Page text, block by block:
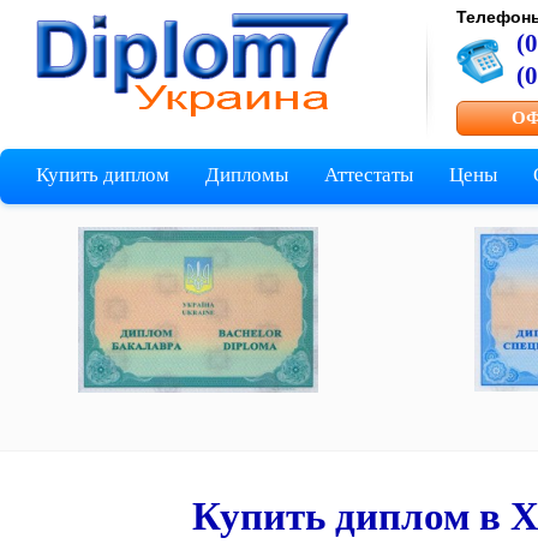
Купить диплом Дипломы Аттестаты Цены
Купить диплом в